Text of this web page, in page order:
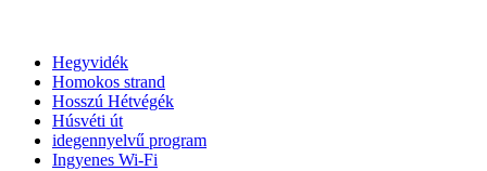
Hegyvidék
Homokos strand
Hosszú Hétvégék
Húsvéti út
idegennyelvű program
Ingyenes Wi-Fi